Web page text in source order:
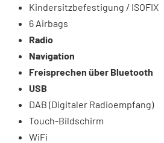
Kindersitzbefestigung / ISOFIX
6 Airbags
Radio
Navigation
Freisprechen über Bluetooth
USB
DAB (Digitaler Radioempfang)
Touch-Bildschirm
WiFi